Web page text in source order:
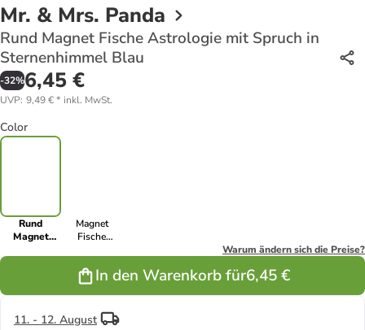
Mr. & Mrs. Panda
Rund Magnet Fische Astrologie mit Spruch in
Sternenhimmel Blau
-32%6,45 €
UVP: 9,49 €* inkl. MwSt.
Color
Rund
Magnet
Sternenhimmel
Magnet
Fische
Weiß
Warum ändern sich die Preise?
In den Warenkorb für6,45 €
11. - 12. August